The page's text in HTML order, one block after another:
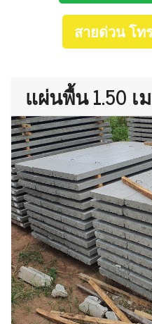
สายด่วน โท
แผ่นพื้น 1.50 เ